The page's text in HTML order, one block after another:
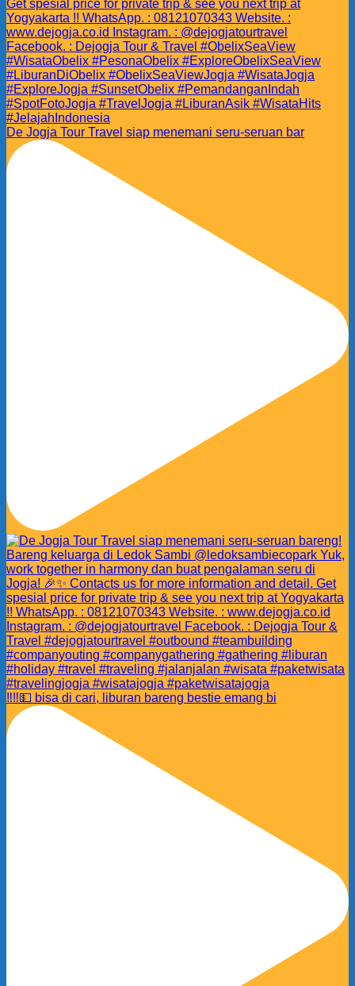
De Jogja Tour Travel siap menemani seru-seruan bar
‼️‼️💵 bisa di cari, liburan bareng bestie emang bi